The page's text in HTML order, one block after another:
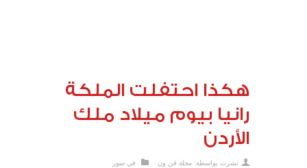
هكذا احتفلت الملكة
رانيا بيوم ميلاد ملك
الأردن
نشرت بواسطة: مجلة فن ون في صور